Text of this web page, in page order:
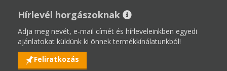
Hírlevél horgászoknak
Adja meg nevét, e-mail címét és hírleveleinkben egyedi
ajánlatokat küldünk ki önnek termékkínálatunkból!
Feliratkozás